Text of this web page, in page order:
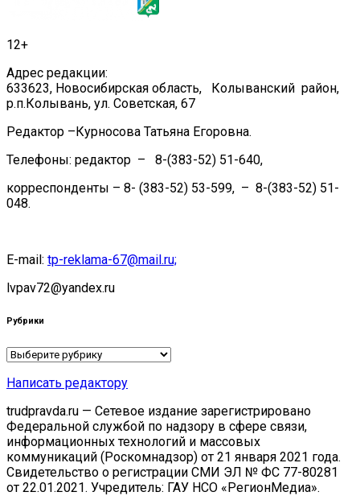
12+
Адрес редакции:
633623, Новосибирская область, Колыванский район,
р.п.Колывань, ул. Советская, 67
Редактор –Курносова Татьяна Егоровна.
Телефоны: редактор – 8-(383-52) 51-640,
корреспонденты – 8- (383-52) 53-599, – 8-(383-52) 51-
048.
E-mail: tp-reklama-67@mail.ru;
lvpav72@yandex.ru
Рубрики
Рубрики
Написать редактору
trudpravda.ru — Сетевое издание зарегистрировано
Федеральной службой по надзору в сфере связи,
информационных технологий и массовых
коммуникаций (Роскомнадзор) от 21 января 2021 года.
Свидетельство о регистрации СМИ ЭЛ № ФС 77-80281
от 22.01.2021. Учредитель: ГАУ НСО «РегионМедиа».